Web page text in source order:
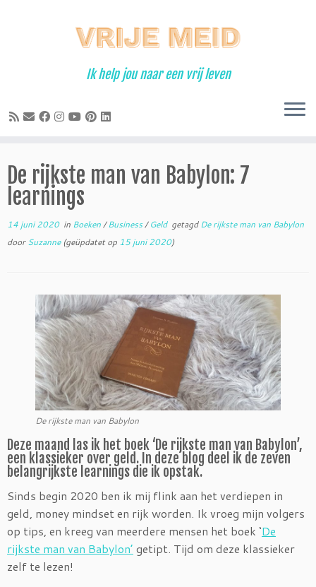
Ik help jou naar een vrij leven
De rijkste man van Babylon: 7
learnings
14 juni 2020in Boeken/Business/Geld getagdDe rijkste man van Babylon
doorSuzanne(geüpdatet op 15 juni 2020)
De rijkste man van Babylon
Deze maand las ik het boek ‘De rijkste man van Babylon’,
een klassieker over geld. In deze blog deel ik de zeven
belangrijkste learnings die ik opstak.
Sinds begin 2020 ben ik mij flink aan het verdiepen in
geld, money mindset en rijk worden. Ik vroeg mijn volgers
op tips, en kreeg van meerdere mensen het boek ‘De
rijkste man van Babylon’ getipt. Tijd om deze klassieker
zelf te lezen!